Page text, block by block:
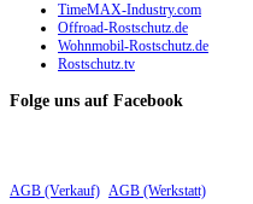
TimeMAX-Industry.com
Offroad-Rostschutz.de
Wohnmobil-Rostschutz.de
Rostschutz.tv
Folge uns auf Facebook
AGB (Verkauf) AGB (Werkstatt)